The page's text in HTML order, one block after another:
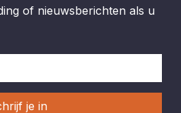
of nieuwsberichten als u
je in